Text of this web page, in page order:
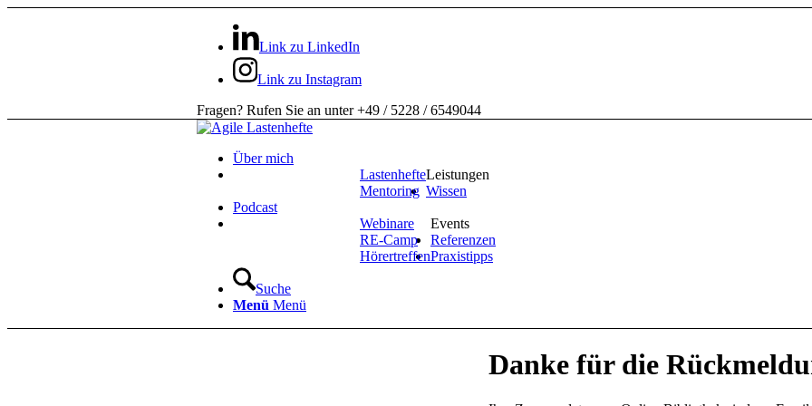
Link zu LinkedIn
Link zu Instagram
Fragen? Rufen Sie an unter +49 / 5228 / 6549044
Über mich
Leistungen
Lastenhefte
Mentoring Wissen
Podcast
Events
Webinare
RE-Camp
Hörertreffen
Referenzen
Praxistipps
Suche
Menü Menü
Danke für die